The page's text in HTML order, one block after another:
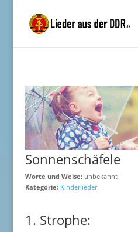
Sonnenschäfele
Worte und Weise:unbekannt
Kategorie: Kinderlieder
1. Strophe: